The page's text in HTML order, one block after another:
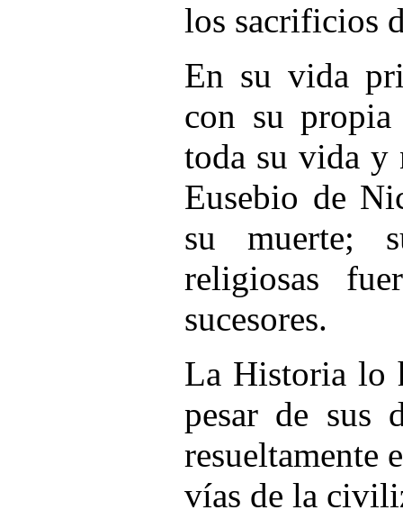
los sacrificios
En su vida
con su propia
toda su vida y
Eusebio de
su muerte;
religiosas
sucesores.
La Historia lo
pesar de sus
resueltamente
vías de la